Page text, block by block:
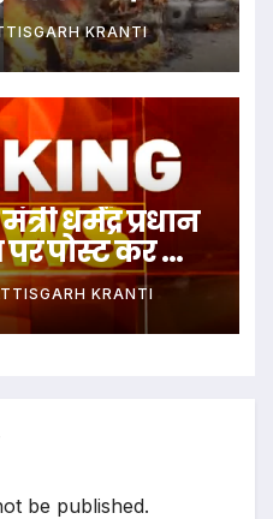
KRANTI
धर्मेंद्र प्रधान
पोस्ट कर क्या
KRANTI
be published.